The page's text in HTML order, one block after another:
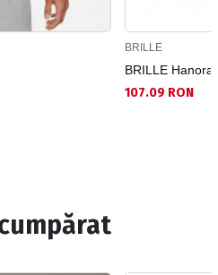
BRILLE
BRILLE
107.09 RON